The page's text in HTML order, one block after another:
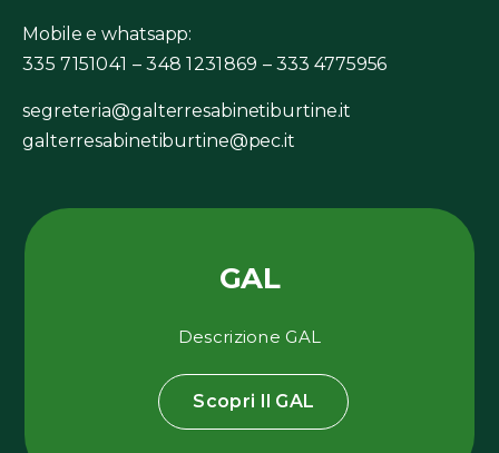
Mobile e whatsapp:
335 7151041 – 348 1231869 –333 4775956
segreteria@galterresabinetiburtine.it
galterresabinetiburtine@pec.it
GAL
Descrizione GAL
Scopri Il GAL